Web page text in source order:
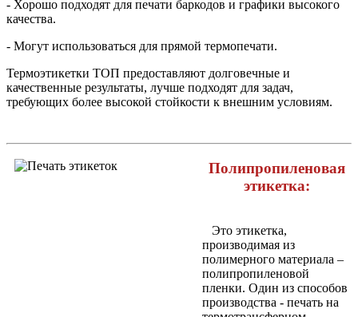
- Хорошо подходят для печати баркодов и графики высокого
качества.
- Могут использоваться для прямой термопечати.
Термоэтикетки ТОП предоставляют долговечные и
качественные результаты, лучше подходят для задач,
требующих более высокой стойкости к внешним условиям.
Полипропиленовая
этикетка:
Это этикетка,
производимая из
полимерного материала –
полипропиленовой
пленки. Один из способов
производства - печать на